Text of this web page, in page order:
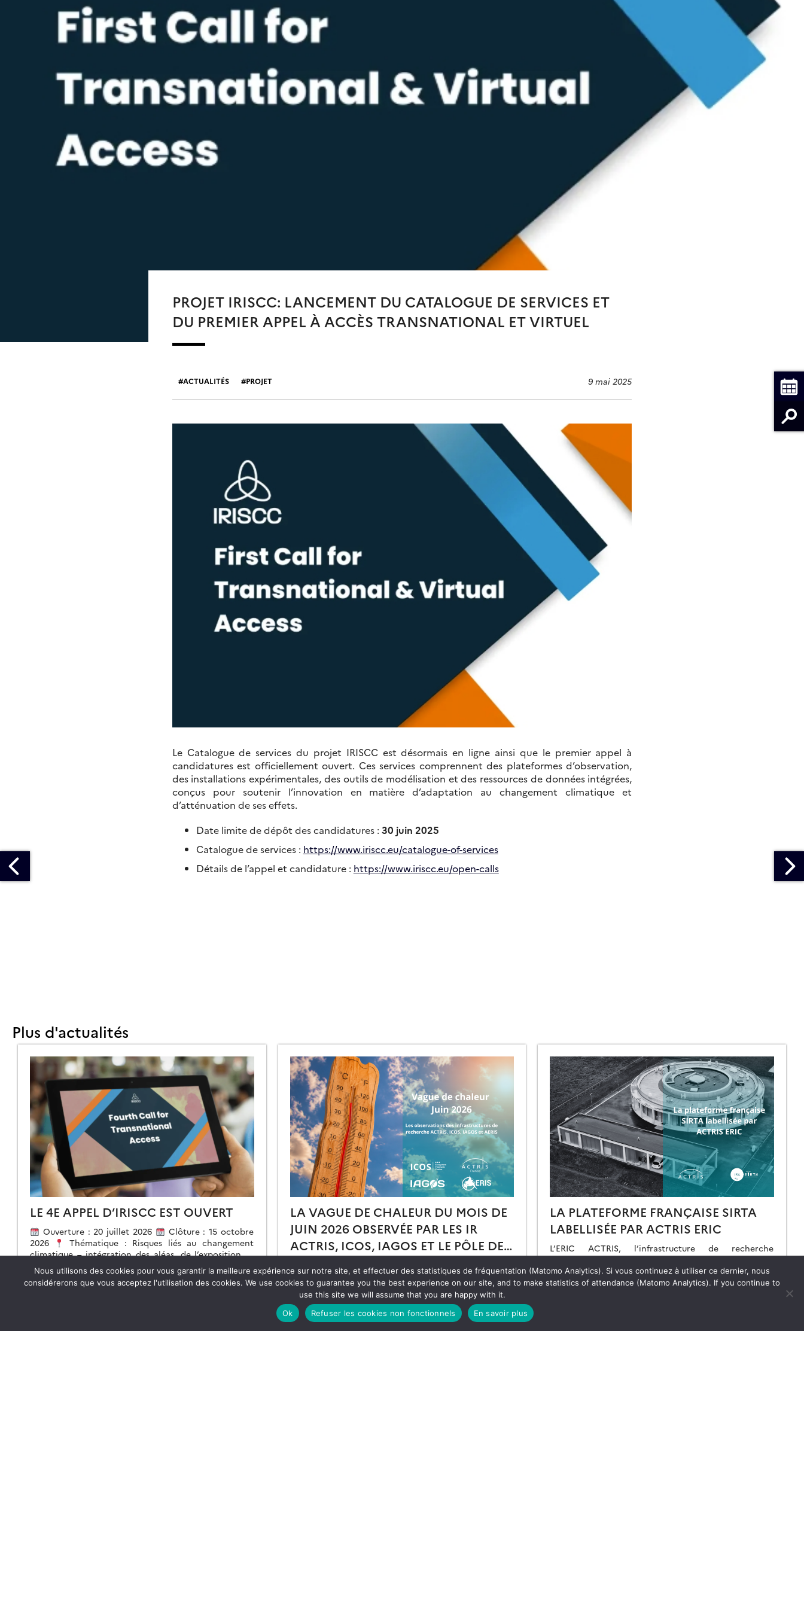
PROJET IRISCC: LANCEMENT DU CATALOGUE DE SERVICES ET
DU PREMIER APPEL À ACCÈS TRANSNATIONAL ET VIRTUEL
ACTUALITÉS PROJET 9 mai 2025
Le Catalogue de services du projet IRISCC est désormais en ligne ainsi que le premier appel à
candidatures est officiellement ouvert. Ces services comprennent des plateformes d’observation,
des installations expérimentales, des outils de modélisation et des ressources de données intégrées,
conçus pour soutenir l’innovation en matière d’adaptation au changement climatique et
d’atténuation de ses effets.
Date limite de dépôt des candidatures : 30 juin 2025
Catalogue de services : https://www.iriscc.eu/catalogue-of-services
Détails de l’appel et candidature : https://www.iriscc.eu/open-calls
Plus d'actualités
LE 4E APPEL D’IRISCC EST OUVERT
Ouverture : 20 juillet 2026
Clôture : 15 octobre
2026
Thématique : Risques liés au changement
climatique – intégration des aléas, de l’exposition et
de la vulnérabilité. […]
LA VAGUE DE CHALEUR DU MOIS DE
JUIN 2026 OBSERVÉE PAR LES IR
ACTRIS, ICOS, IAGOS ET LE PÔLE DE
AERIS
Contexte : La canicule du mois de juin 2026 s’est
imposée comme un épisode climatique historique par
sa précocité, son intensité, son ampleur et sa durée.
Débutée le 17 juin, elle […]
13.07.2026 Lire la suite →
LA PLATEFORME FRANÇAISE SIRTA
LABELLISÉE PAR ACTRIS ERIC
L’ERIC ACTRIS, l’infrastructure de recherche
européenne dédiée à l’étude des aérosols, des nuages
et des gaz traces, vient d’octroyer le label ACTRIS
pour les mesures nuage par télédétection au site […]
Nous utilisons des cookies pour vous garantir la meilleure expérience sur notre site, et effectuer des statistiques de fréquentation (Matomo Analytics). Si vous continuez à utiliser ce dernier, nous
considérerons que vous acceptez l'utilisation des cookies. We use cookies to guarantee you the best experience on our site, and to make statistics of attendance (Matomo Analytics). If you continue to
use this site we will assume that you are happy with it.
Ok
Refuser les cookies non fonctionnels En savoir plus